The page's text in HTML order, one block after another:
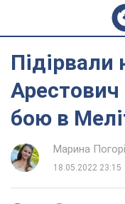
Підірвали
Арестович
бою в
Марина
18.05.2022 23:15